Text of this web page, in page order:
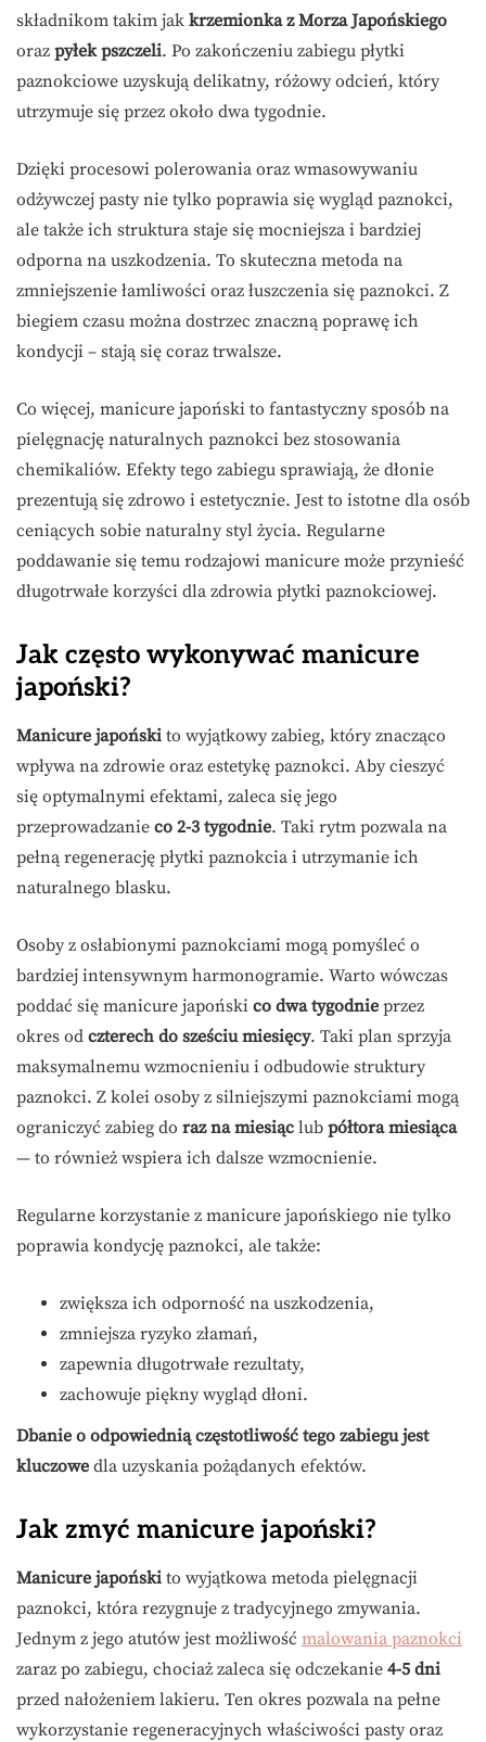
składnikom takim jak krzemionka z Morza Japońskiego
oraz pyłek pszczeli. Po zakończeniu zabiegu płytki
paznokciowe uzyskują delikatny, różowy odcień, który
utrzymuje się przez około dwa tygodnie.
Dzięki procesowi polerowania oraz wmasowywaniu
odżywczej pasty nie tylko poprawia się wygląd paznokci,
ale także ich struktura staje się mocniejsza i bardziej
odporna na uszkodzenia. To skuteczna metoda na
zmniejszenie łamliwości oraz łuszczenia się paznokci. Z
biegiem czasu można dostrzec znaczną poprawę ich
kondycji – stają się coraz trwalsze.
Co więcej, manicure japoński to fantastyczny sposób na
pielęgnację naturalnych paznokci bez stosowania
chemikaliów. Efekty tego zabiegu sprawiają, że dłonie
prezentują się zdrowo i estetycznie. Jest to istotne dla osób
ceniących sobie naturalny styl życia. Regularne
poddawanie się temu rodzajowi manicure może przynieść
długotrwałe korzyści dla zdrowia płytki paznokciowej.
Jak często wykonywać manicure
japoński?
Manicure japoński to wyjątkowy zabieg, który znacząco
wpływa na zdrowie oraz estetykę paznokci. Aby cieszyć
się optymalnymi efektami, zaleca się jego
przeprowadzanie co 2-3 tygodnie. Taki rytm pozwala na
pełną regenerację płytki paznokcia i utrzymanie ich
naturalnego blasku.
Osoby z osłabionymi paznokciami mogą pomyśleć o
bardziej intensywnym harmonogramie. Warto wówczas
poddać się manicure japoński co dwa tygodnie przez
okres od czterech do sześciu miesięcy. Taki plan sprzyja
maksymalnemu wzmocnieniu i odbudowie struktury
paznokci. Z kolei osoby z silniejszymi paznokciami mogą
ograniczyć zabieg do raz na miesiąc lub półtora miesiąca
— to również wspiera ich dalsze wzmocnienie.
Regularne korzystanie z manicure japońskiego nie tylko
poprawia kondycję paznokci, ale także:
zwiększa ich odporność na uszkodzenia,
zmniejsza ryzyko złamań,
zapewnia długotrwałe rezultaty,
zachowuje piękny wygląd dłoni.
Dbanie o odpowiednią częstotliwość tego zabiegu jest
kluczowe dla uzyskania pożądanych efektów.
Jak zmyć manicure japoński?
Manicure japoński to wyjątkowa metoda pielęgnacji
paznokci, która rezygnuje z tradycyjnego zmywania.
Jednym z jego atutów jest możliwość malowania paznokci
zaraz po zabiegu, chociaż zaleca się odczekanie 4-5 dni
przed nałożeniem lakieru. Ten okres pozwala na pełne
wykorzystanie regeneracyjnych właściwości pasty oraz